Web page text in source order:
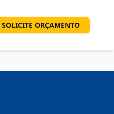
SOLICITE ORÇAMENTO